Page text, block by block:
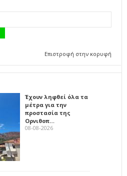
Επιστροφή στην κορυφή
Έχουν ληφθεί όλα τα
μέτρα για την
προστασία της
Ορνιθοπ…
08-08-2026